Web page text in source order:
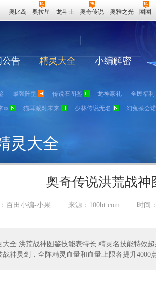
奥比岛 奥拉星 龙斗士 奥奇传说 奥雅之光 圈圈
公告 精灵大全 小编解密
最强阵型 传说石图鉴 龙神豪礼
全民福利
∞ 猫耳派对未来 少林传说无名 幻兔茶会
灵大全
奥奇传说洪荒战神
百田小编-小果 来源： 100bt.com 时间
大全 洪荒战神图鉴技能表特长 精灵名技能特效
战神灵剑，全阵精灵血量和血量上限各提升4000